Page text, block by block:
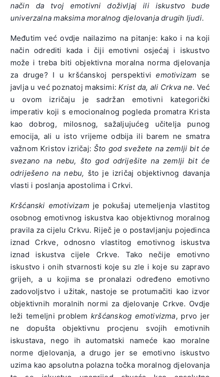
način da tvoj emotivni doživljaj ili iskustvo bude
univerzalna maksima moralnog djelovanja drugih ljudi.
Međutim već ovdje nailazimo na pitanje: kako i na koji
način odrediti kada i čiji emotivni osjećaj i iskustvo
može i treba biti objektivna moralna norma djelovanja
za druge? I u kršćanskoj perspektiviemotivizam se
javlja u već poznatoj maksimi:Krist da, ali Crkva ne. Već
u ovom izričaju je sadržan emotivni kategorički
imperativ koji s emocionalnog pogleda promatra Krista
kao dobrog, milosnog, sažaljujućeg učitelja punog
emocija, ali u isto vrijeme odbija ili barem ne smatra
važnom Kristov izričaj:Što god svežete na zemlji bit će
svezano na nebu, što god odriješite na zemlji bit će
odriješeno na nebu, što je izričaj objektivnog davanja
vlasti i poslanja apostolima i Crkvi.
Kršćanski emotivizamje pokušaj utemeljenja vlastitog
osobnog emotivnog iskustva kao objektivnog moralnog
pravila za cijelu Crkvu. Riječ je o postavljanju pojedinca
iznad Crkve, odnosno vlastitog emotivnog iskustva
iznad iskustva cijele Crkve. Tako nečije emotivno
iskustvo i onih stvarnosti koje su zle i koje su zapravo
grijeh, a u kojima se pronalazi određeno emotivno
zadovoljstvo i užitak, nastoje se protumačiti kao izvor
objektivnih moralnih normi za djelovanje Crkve. Ovdje
leži temeljni problemkršćanskog emotivizma, prvo jer
ne dopušta objektivnu procjenu svojih emotivnih
iskustava, nego ih automatski nameće kao moralne
norme djelovanja, a drugo jer se emotivno iskustvo
uzima kao apsolutna polazna točka moralnog djelovanja